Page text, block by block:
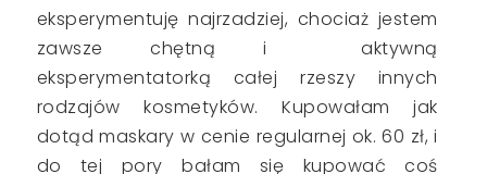
eksperymentuję najrzadziej, chociaż jestem
zawsze chętną i aktywną
eksperymentatorką całej rzeszy innych
rodzajów kosmetyków. Kupowałam jak
dotąd maskary w cenie regularnej ok. 60 zł, i
do tej pory bałam się kupować coś